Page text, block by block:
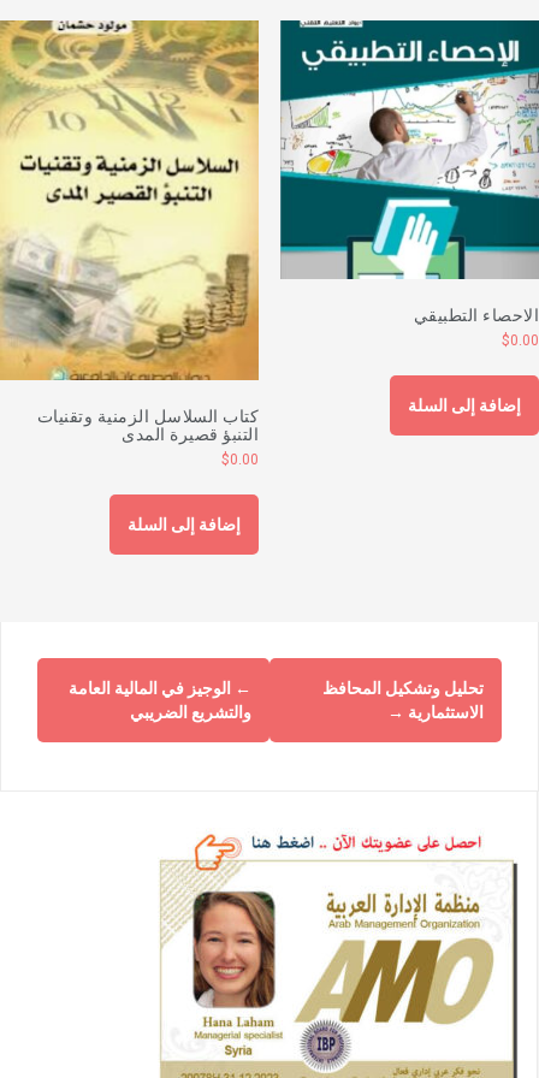
التطبيقي
$
إضافة إلى السلة كتاب السلاسل الزمنية وتقنيات
التنبؤ قصيرة المدى
$0.00
إضافة إلى السلة
← الوجيز في المالية العامة
والتشريع الضريبي
تحليل وتشكيل المحافظ
الاستثمارية →